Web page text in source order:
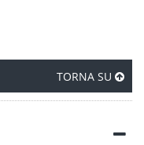
TORNA SU